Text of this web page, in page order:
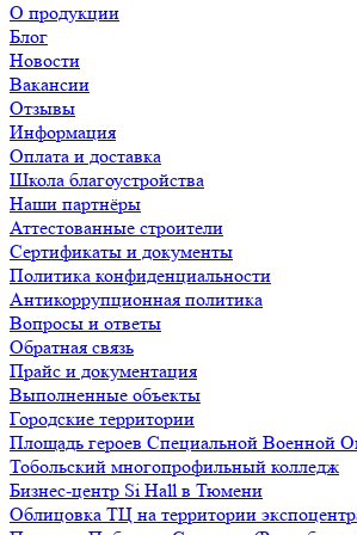
О продукции
Блог
Новости
Вакансии
Отзывы
Информация
Оплата и доставка
Школа благоустройства
Наши партнёры
Аттестованные строители
Сертификаты и документы
Политика конфиденциальности
Антикоррупционная политика
Вопросы и ответы
Обратная связь
Прайс и документация
Выполненные объекты
Городские территории
Площадь героев Специальной Военной
Тобольский многопрофильный колледж
Бизнес-центр Si Hall в Тюмени
Облицовка ТЦ на территории